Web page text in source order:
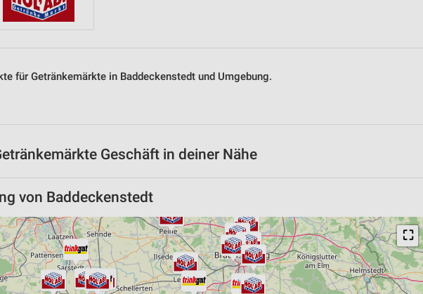
für Getränkemärkte in Baddeckenstedt und Umgebung.
Geschäft in deiner Nähe
von Baddeckenstedt
⛶